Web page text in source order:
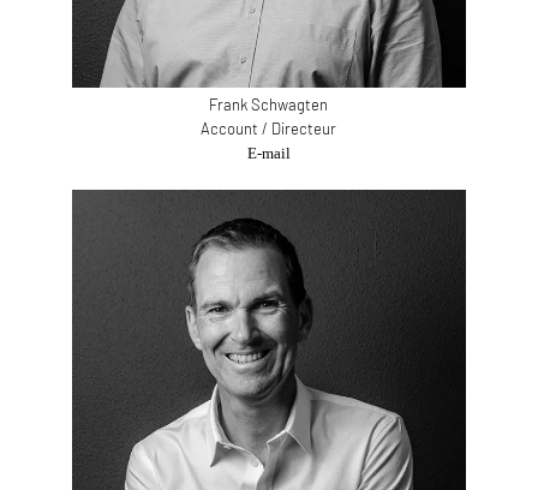
Frank Schwagten
Account / Directeur
E-mail